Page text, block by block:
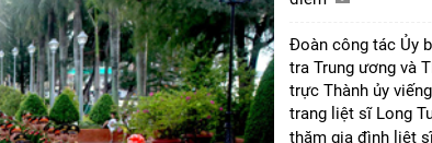
Đoàn công tác Ủy
tra Trung ương và
trực Thành ủy
trang liệt sĩ Long
thăm gia đình liệt